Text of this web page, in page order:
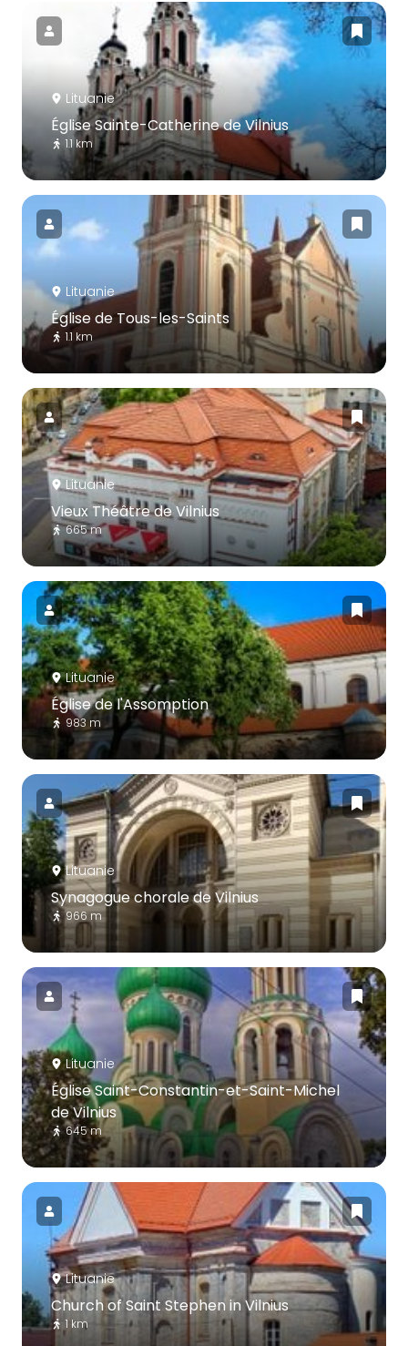
Lituanie
Église Sainte-Catherine de Vilnius
1.1 km
Lituanie
Église de Tous-les-Saints
1.1 km
Lituanie
Vieux Théâtre de Vilnius
665 m
Lituanie
Église de l'Assomption
983 m
Lituanie
Synagogue chorale de Vilnius
966 m
Lituanie
Église Saint-Constantin-et-Saint-Michel
de Vilnius
645 m
Lituanie
Church of Saint Stephen in Vilnius
1 km